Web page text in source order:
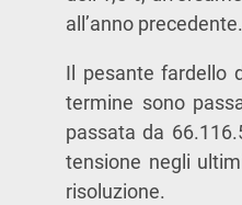
all’anno precedente.
Il pesante fardello
termine sono
passata da
tensione negli
risoluzione.